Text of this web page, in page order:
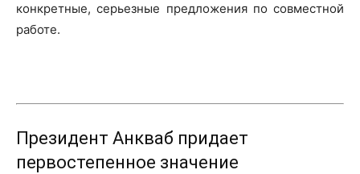
конкретные, серьезные предложения по совместной
работе.
Президент Анкваб придает
первостепенное значение